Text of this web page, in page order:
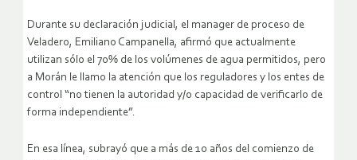
Durante su declaración judicial, el manager de proceso de
Veladero, Emiliano Campanella, afirmó que actualmente
utilizan sólo el 70% de los volúmenes de agua permitidos, pero
a Morán le llamo la atención que los reguladores y los entes de
control “no tienen la autoridad y/o capacidad de verificarlo de
forma independiente”.
En esa línea, subrayó que a más de 10 años del comienzo de